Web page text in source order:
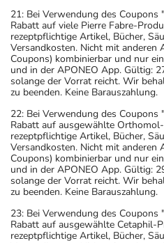
21: Bei Verwendung des
Rabatt auf viele Pierre Fabre-
rezeptpflichtige Artikel, Bücher,
Versandkosten. Nicht mit anderen
Coupons) kombinierbar und nur
und in der APONEO App. Gültig:
solange der Vorrat reicht. Wir
zu beenden. Keine Barauszahlung.
22: Bei Verwendung des
Rabatt auf ausgewählte
rezeptpflichtige Artikel, Bücher,
Versandkosten. Nicht mit anderen
Coupons) kombinierbar und nur
und in der APONEO App. Gültig:
solange der Vorrat reicht. Wir
zu beenden. Keine Barauszahlung.
23: Bei Verwendung des Coupons
Rabatt auf ausgewählte Cetaphil-
rezeptpflichtige Artikel, Bücher,